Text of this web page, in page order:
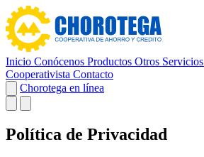
Inicio Conócenos Productos Otros Servicios
Cooperativista Contacto
Chorotega en línea
Política de Privacidad